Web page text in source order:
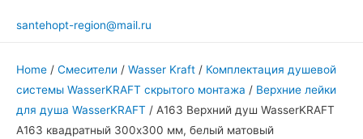
santehopt-region@mail.ru
Home / Смесители / Wasser Kraft / Комплектация душевой
системы WasserKRAFT скрытого монтажа / Верхние лейки
для душа WasserKRAFT / А163 Верхний душ WasserKRAFT
A163 квадратный 300х300 мм, белый матовый